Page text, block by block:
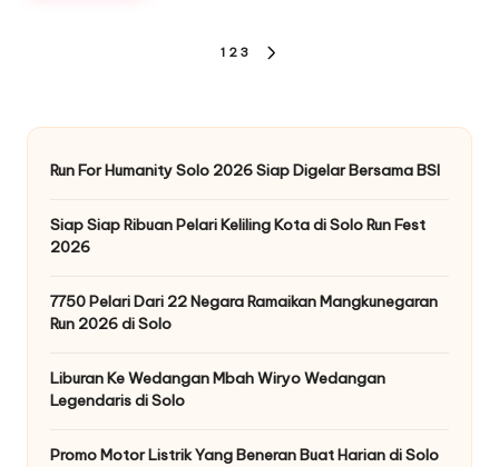
1 2 3
Run For Humanity Solo 2026 Siap Digelar Bersama BSI
Siap Siap Ribuan Pelari Keliling Kota di Solo Run Fest
2026
7750 Pelari Dari 22 Negara Ramaikan Mangkunegaran
Run 2026 di Solo
Liburan Ke Wedangan Mbah Wiryo Wedangan
Legendaris di Solo
Promo Motor Listrik Yang Beneran Buat Harian di Solo